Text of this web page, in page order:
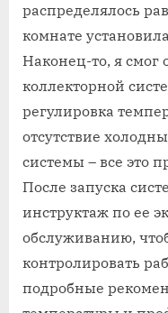
распределялось
комнате
Наконец-то‚ я
коллекторной
регулировка
отсутствие
системы – все это
После запуска
инструктаж по ее
обслуживанию‚
контролировать
подробные